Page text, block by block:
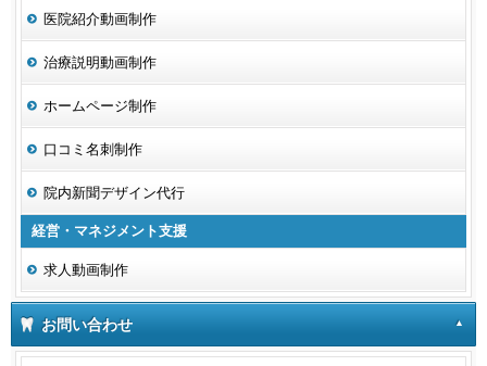
医院紹介動画制作
治療説明動画制作
ホームページ制作
口コミ名刺制作
院内新聞デザイン代行
経営・マネジメント支援
求人動画制作
お問い合わせ